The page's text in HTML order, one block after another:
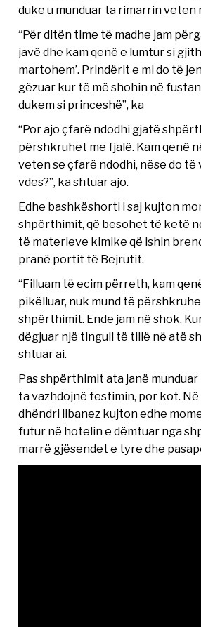
duke u munduar ta rimarrin veten
“Për ditën time të madhe jam
javë dhe kam qenë e lumtur si
martohem’. Prindërit e mi do të
gëzuar kur të më shohin në
dukem si princeshë”, ka
“Por ajo çfarë ndodhi gjatë
përshkruhet me fjalë. Kam qenë
veten se çfarë ndodhi, nëse do të
vdes?”, ka shtuar ajo.
Edhe bashkëshorti i saj kujton
shpërthimit, që besohet të ketë
të materieve kimike që ishin
pranë portit të Bejrutit.
“Filluam të ecim përreth, kam
pikëlluar, nuk mund të
shpërthimit. Ende jam në shok.
dëgjuar një tingull të tillë në atë
shtuar ai.
Pas shpërthimit ata janë
ta vazhdojnë festimin, por kot.
dhëndri libanez kujton edhe
futur në hotelin e dëmtuar nga
marrë gjësendet e tyre dhe